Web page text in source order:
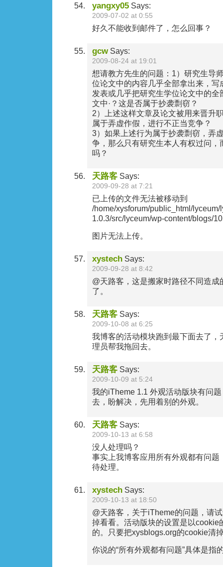
yangxy05 Says:
2009-07-02 at 0:55
好久不能收到邮件了，怎么回事？
gcwSays:
2009-08-24 at 19:01
想请教方先生的问题：1）研究生导
位论文中的内容几乎全部拿出来，写
发表或几乎把研究生学位论文中的全
文中·？这是否属于抄袭剽窃？
2）上述这样文章及论文被用来晋升
属于弄虚作假，进行不正当竞争？
3）如果上述行为属于抄袭剽窃，弄
争，那么只有研究生本人有权过问，
吗？
天路客 Says:
2009-09-28 at 7:21
已上传的文件无法被移动到
/home/xysforum/public_html/lyceum/
1.0.3/src/lyceum/wp-content/blogs/
图片无法上传。
xystech Says:
2009-09-28 at 8:42
@天路客，这是搬家时路径不同造成
了。
天路客 Says:
2009-10-08 at 6:25
我博客的活动模块跑到最下面去了，
理员帮我拖回去。
天路客 Says:
2009-10-09 at 5:24
我的iTheme 1.1 外观活动版块有问
去，盼解决，先用着别的外观。
天路客 Says:
2009-10-13 at 6:58
没人处理吗？
事实上我博客应用所有外观都有问题
待处理。
xystech Says:
2009-10-13 at 18:50
@天路客，关于iTheme的问题，请
掉看看。活动版块的设置是以cookie
的。只要把xysblogs.org的cookie清
你说的“所有外观都有问题”具体是指